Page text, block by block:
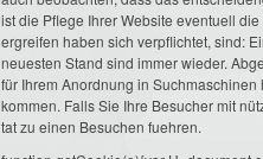
ist die Pflege Ihrer Website eventuell
ergreifen haben sich verpflichtet, sind:
neuesten Stand sind immer wieder.
für Ihrem Anordnung in
kommen. Falls Sie Ihre Besucher mit
tat zu einen Besuchen fuehren.